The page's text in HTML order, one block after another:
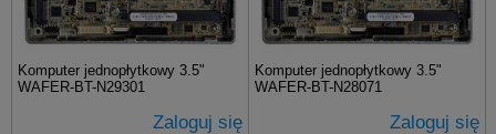
Komputer jednopłytkowy 3.5"
WAFER-BT-N29301
Zaloguj się
Komputer jednopłytkowy 3.5"
WAFER-BT-N28071
Zaloguj się